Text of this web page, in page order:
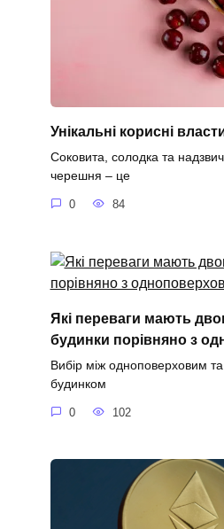
Унікальні корисні
Соковита, солодка та
черешня – це
0 84
Які переваги мають
будинки порівняно з
Вибір між одноповерховим
будинком
0 102